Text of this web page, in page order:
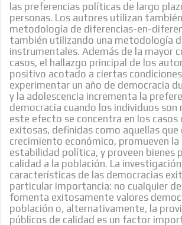
las preferencias políticas de largo
personas. Los autores utilizan
metodología de diferencias-en-
también utilizando una metodología
instrumentales. Además de la mayor
casos, el hallazgo principal de los
positivo acotado a ciertas
experimentar un año de democracia
y la adolescencia incrementa la
democracia cuando los individuos son
este efecto se concentra en los casos
exitosas, definidas como aquellas que
crecimiento económico, promueven la
estabilidad política, y proveen bienes
calidad a la población. La
características de las democracias
particular importancia: no cualquier
fomenta exitosamente valores
población o, alternativamente, la
públicos de calidad es un factor